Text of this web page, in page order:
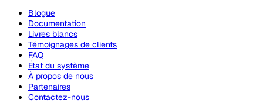
Blogue
Documentation
Livres blancs
Témoignages de clients
FAQ
État du système
À propos de nous
Partenaires
Contactez-nous